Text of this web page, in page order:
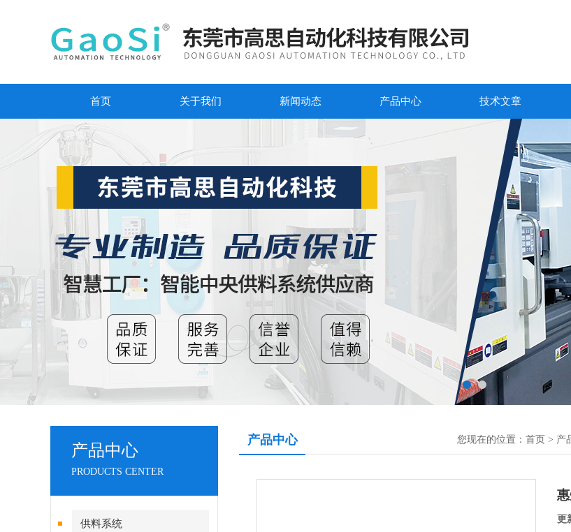
首页 关于我们 新闻动态 产品中心 技术文章
产品中心
PRODUCTS CENTER
供料系统
产品中心 您现在的位置： 首页 > 产
更